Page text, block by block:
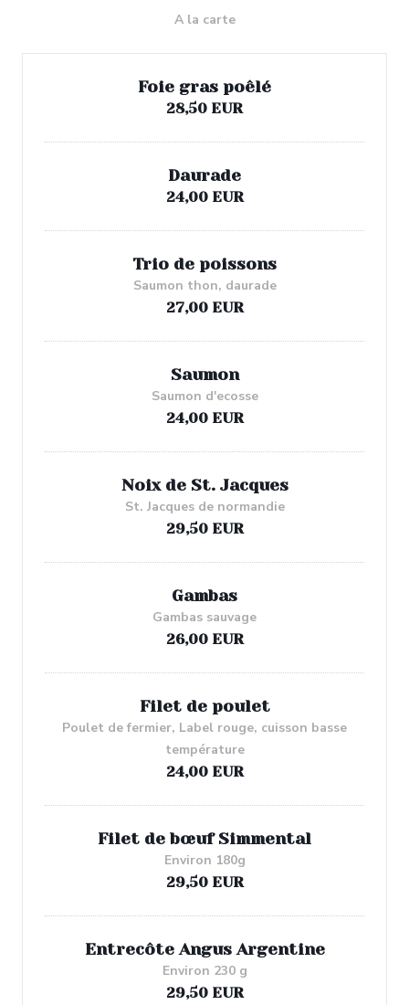
A la carte
Foie gras poêlé
28,50 EUR
Daurade
24,00 EUR
Trio de poissons
Saumon thon, daurade
27,00 EUR
Saumon
Saumon d'ecosse
24,00 EUR
Noix de St. Jacques
St. Jacques de normandie
29,50 EUR
Gambas
Gambas sauvage
26,00 EUR
Filet de poulet
Poulet de fermier, Label rouge, cuisson basse
température
24,00 EUR
Filet de bœuf Simmental
Environ 180g
29,50 EUR
Entrecôte Angus Argentine
Environ 230 g
29,50 EUR